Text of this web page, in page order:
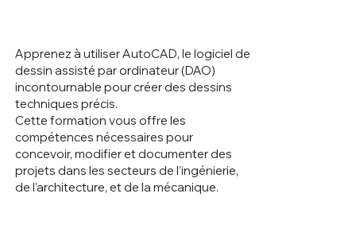
Apprenez à utiliser AutoCAD, le logiciel de
dessin assisté par ordinateur (DAO)
incontournable pour créer des dessins
techniques précis.
Cette formation vous offre les
compétences nécessaires pour
concevoir, modifier et documenter des
projets dans les secteurs de l’ingénierie,
de l’architecture, et de la mécanique.